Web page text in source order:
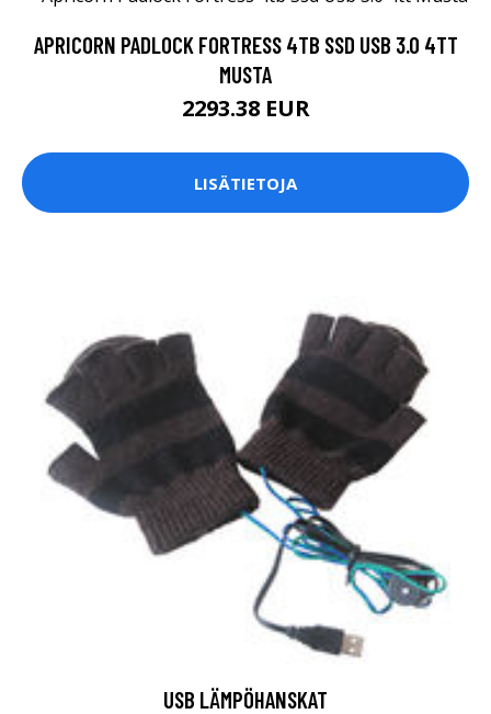
APRICORN PADLOCK FORTRESS 4TB SSD USB 3.0 4TT
MUSTA
2293.38 EUR
LISÄTIETOJA
USB LÄMPÖHANSKAT